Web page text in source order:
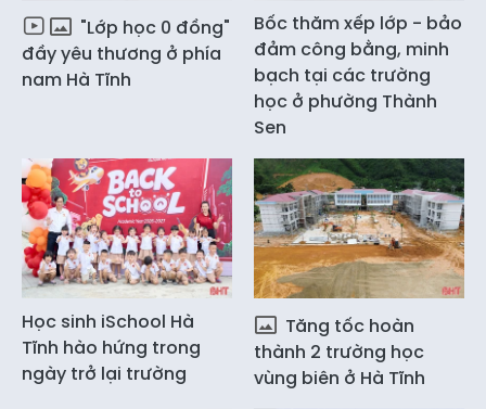
"Lớp học 0 đồng"
đầy yêu thương ở phía
nam Hà Tĩnh
Bốc thăm xếp lớp - bảo
đảm công bằng, minh
bạch tại các trường
học ở phường Thành
Sen
Học sinh iSchool Hà
Tĩnh hào hứng trong
ngày trở lại trường
Tăng tốc hoàn
thành 2 trường học
vùng biên ở Hà Tĩnh